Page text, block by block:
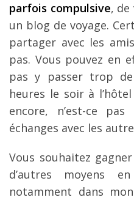
parfois compulsive,
un blog de voyage.
partager avec les
pas. Vous pouvez en
pas y passer trop
heures le soir à
encore, n’est-ce
échanges avec les
Vous souhaitez
d’autres moyens
notamment dans